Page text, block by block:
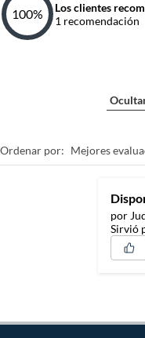
100%
Los clientes
1 recomendación
Ordenar por: Mejores
por
Sirvió